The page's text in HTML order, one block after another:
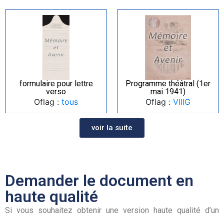
formulaire pour lettre
verso
Oflag : tous
Programme théâtral (1er
mai 1941)
Oflag : VIIIG
voir la suite
Demander le document en
haute qualité
Si vous souhaitez obtenir une version haute qualité d’un